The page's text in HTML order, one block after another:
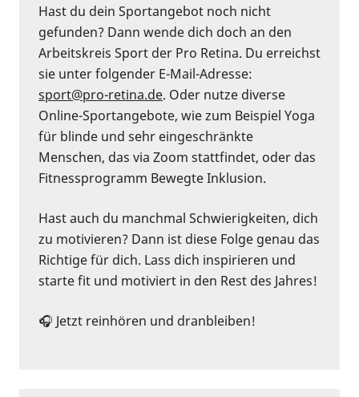
Hast du dein Sportangebot noch nicht
gefunden? Dann wende dich doch an den
Arbeitskreis Sport der Pro Retina. Du erreichst
sie unter folgender E-Mail-Adresse:
sport@pro-retina.de. Oder nutze diverse
Online-Sportangebote, wie zum Beispiel Yoga
für blinde und sehr eingeschränkte
Menschen, das via Zoom stattfindet, oder das
Fitnessprogramm Bewegte Inklusion.
Hast auch du manchmal Schwierigkeiten, dich
zu motivieren? Dann ist diese Folge genau das
Richtige für dich. Lass dich inspirieren und
starte fit und motiviert in den Rest des Jahres!
🎧 Jetzt reinhören und dranbleiben!